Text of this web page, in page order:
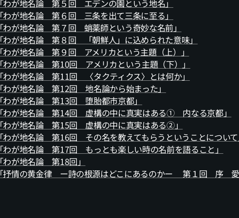
「わが地名論 第５回 エデンの園という地名」
「わが地名論 第６回 三条を出て三条に至る」
「わが地名論 第７回 蛸薬師という奇妙な名前」
「わが地名論 第８回 「朝鮮人」に込められた意味」
「わが地名論 第９回 アメリカという主題（上）」
「わが地名論 第10回 アメリカという主題（下）」
「わが地名論 第11回 〈タクティクス〉とは何か」
「わが地名論 第12回 地名論から始まった」
「わが地名論 第13回 堕胎都市京都」
「わが地名論 第14回 虚構の中に真実はある① 内なる京都」
「わが地名論 第15回 虚構の中に真実はある②」
「わが地名論 第16回 その名を教えてもらうということについて
「わが地名論 第17回 もっとも楽しい時の名前を語ること」
「わが地名論 第18回」
「抒情の黄金律 ー詩の根源はどこにあるのかー 第１回 序 愛